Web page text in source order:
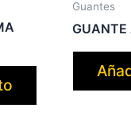
Guantes